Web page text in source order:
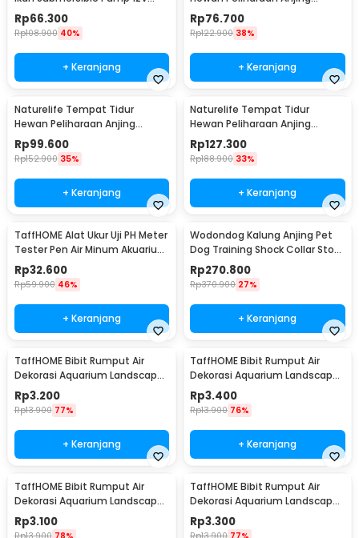
22W - 12V5M
Rp66.300
Rp108.900 40%
+ Keranjang
Kucing Pet Dog Bed Size L -
NR884
Rp76.700
Rp122.900 38%
+ Keranjang
Naturelife Tempat Tidur
Hewan Peliharaan Anjing
Kucing Pet Dog Bed Size XL -
NR884
Rp99.600
Rp152.900 35%
+ Keranjang
Naturelife Tempat Tidur
Hewan Peliharaan Anjing
Kucing Pet Dog Bed Size XXL -
NR884
Rp127.300
Rp188.900 33%
+ Keranjang
TaffHOME Alat Ukur Uji PH Meter
Tester Pen Air Minum Akuarium
- PH-009
Rp32.600
Rp59.900 46%
+ Keranjang
Wodondog Kalung Anjing Pet
Dog Training Shock Collar Stop
Barking 800M - JXG0031
Rp270.800
Rp370.900 27%
+ Keranjang
TaffHOME Bibit Rumput Air
Dekorasi Aquarium Landscape
Ornament 10g Big Leaf - H0027
Rp3.200
Rp13.900 77%
+ Keranjang
TaffHOME Bibit Rumput Air
Dekorasi Aquarium Landscape
Ornament 10g Big Fescue -
H0027
Rp3.400
Rp13.900 76%
+ Keranjang
TaffHOME Bibit Rumput Air
Dekorasi Aquarium Landscape
Ornament 10g Lucky Clover -
H0027
Rp3.100
Rp13.900 78%
TaffHOME Bibit Rumput Air
Dekorasi Aquarium Landscape
Ornament 10g Small Fescue -
H0027
Rp3.300
Rp13.900 77%